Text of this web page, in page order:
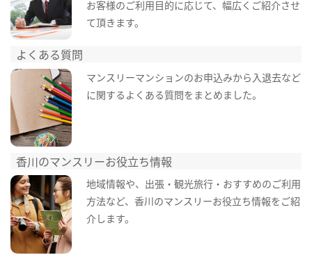
お客様のご利用目的に応じて、幅広くご紹介させ
て頂きます。
よくある質問
マンスリーマンションのお申込みから入退去など
に関するよくある質問をまとめました。
香川のマンスリーお役立ち情報
地域情報や、出張・観光旅行・おすすめのご利用
方法など、香川のマンスリーお役立ち情報をご紹
介します。